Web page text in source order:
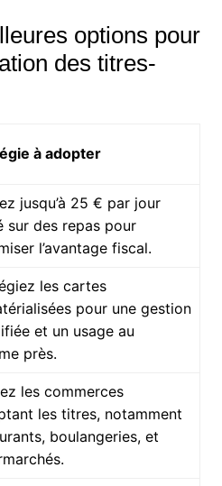
options pour
des titres-
à adopter
jusqu’à 25 € par jour
sur des repas pour
l’avantage fiscal.
les cartes
pour une gestion
et un usage au
près.
les commerces
les titres, notamment
boulangeries, et